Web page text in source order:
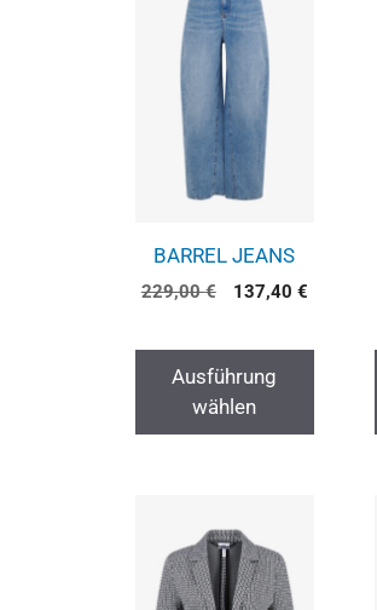
BARREL JEANS
229,00€ 137,40 €
Ausführung
wählen